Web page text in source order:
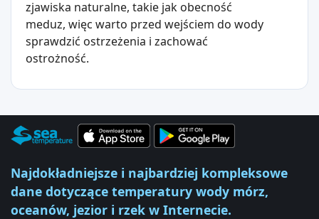
zjawiska naturalne, takie jak obecność
meduz, więc warto przed wejściem do wody
sprawdzić ostrzeżenia i zachować
ostrożność.
Najdokładniejsze i najbardziej kompleksowe
dane dotyczące temperatury wody mórz,
oceanów, jezior i rzek w Internecie.